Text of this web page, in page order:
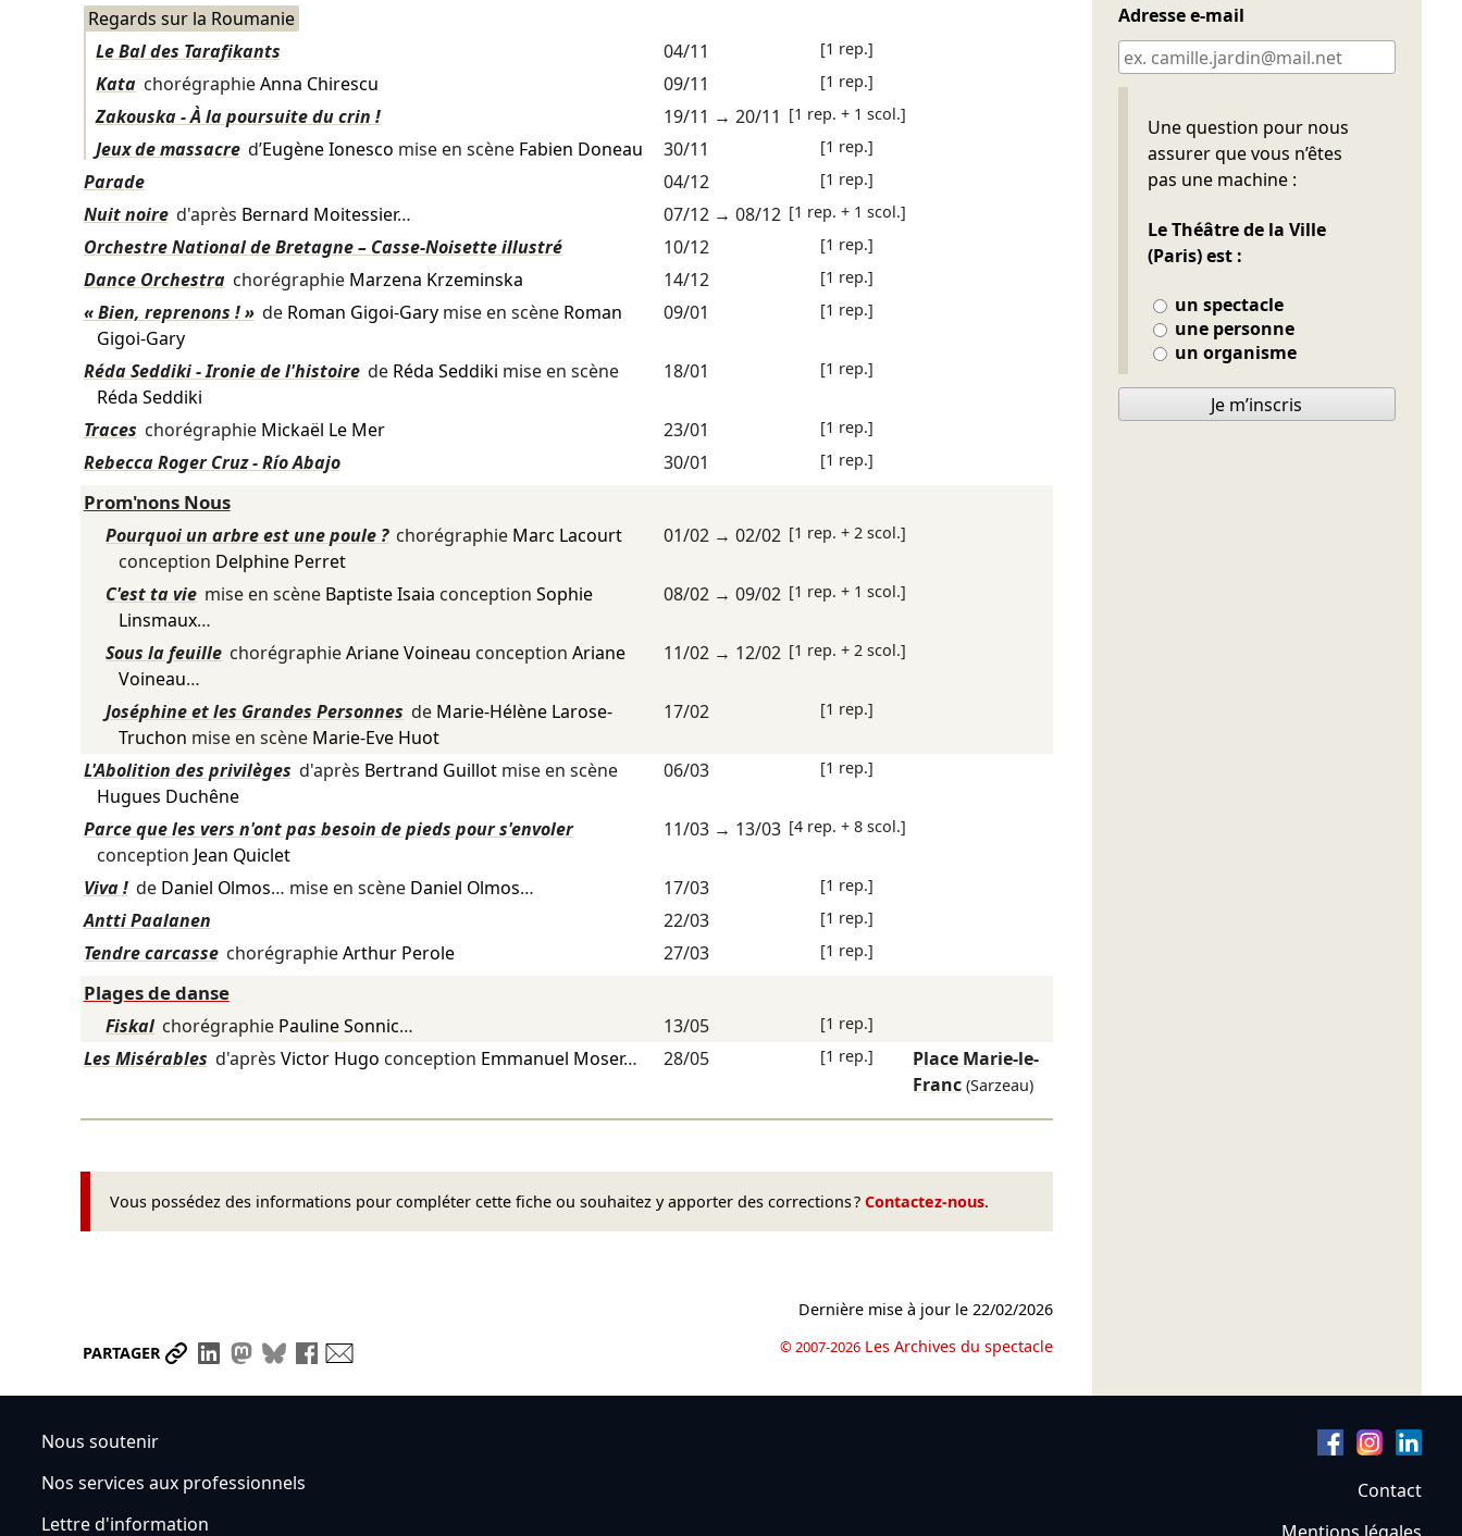
Regards sur la Roumanie
Le Bal des Tarafikants
04/11 [1 rep.]
Kata chorégraphieAnna Chirescu 09/11 [1 rep.]
Zakouska - À la poursuite du crin ! 19/11 → 20/11 [1 rep. + 1 scol.]
Jeux de massacre d’Eugène Ionesco mise en scène Fabien Doneau 30/11 [1 rep.]
Parade 04/12 [1 rep.]
Nuit noire d'après Bernard Moitessier… 07/12→ 08/12 [1 rep. + 1 scol.]
Orchestre National de Bretagne – Casse-Noisette illustré 10/12 [1 rep.]
Dance Orchestra chorégraphie Marzena Krzeminska 14/12 [1 rep.]
« Bien, reprenons ! » de Roman Gigoi-Garymise en scène Roman
Gigoi-Gary
09/01 [1 rep.]
Réda Seddiki - Ironie de l'histoire de Réda Seddiki mise en scène
Réda Seddiki
18/01 [1 rep.]
Traces chorégraphie Mickaël Le Mer 23/01 [1 rep.]
Rebecca Roger Cruz - Río Abajo 30/01 [1 rep.]
Prom'nons Nous
Pourquoi un arbre est une poule ? chorégraphie Marc Lacourt
conception Delphine Perret
01/02→ 02/02 [1 rep. + 2 scol.]
C'est ta vie mise en scène Baptiste Isaia conceptionSophie
Linsmaux…
08/02→ 09/02 [1 rep. + 1 scol.]
Sous la feuille chorégraphieAriane Voineau conceptionAriane
Voineau…
11/02→ 12/02 [1 rep. + 2 scol.]
Joséphine et les Grandes Personnes de Marie-Hélène Larose-
Truchon mise en scène Marie-Eve Huot
17/02 [1 rep.]
L'Abolition des privilèges d'après Bertrand Guillotmise en scène
Hugues Duchêne
06/03 [1 rep.]
Parce que les vers n'ont pas besoin de pieds pour s'envoler
conception Jean Quiclet
11/03→ 13/03 [4 rep. + 8 scol.]
Viva ! de Daniel Olmos… mise en scène Daniel Olmos… 17/03 [1 rep.]
Antti Paalanen 22/03 [1 rep.]
Tendre carcasse chorégraphieArthur Perole 27/03 [1 rep.]
Plages de danse
Fiskal chorégraphie Pauline Sonnic… 13/05 [1 rep.]
Les Misérables d'après Victor Hugo conception Emmanuel Moser… 28/05 [1 rep.]
Place Marie-le-
Franc (Sarzeau)
Vous possédez des informations pour compléter cette fiche ou souhaitez y apporter des corrections ? Contactez-nous.
PARTAGER Partager le lien
Partager sur LinkedIn
Partager sur Mastodon
Partager sur Bluesky
Partager sur Facebook
Dernière mise à jour le22/02/2026
© 2007-2026 Les Archives du spectacle
Adresse e-mail
Une question pour nous
assurer que vous n’êtes
pas une machine :
Le Théâtre de la Ville
(Paris) est :
un spectacle
une personne
un organisme
Ne pas remplir
Je m’inscris
Nous soutenir
Nos services aux professionnels
Lettre d'information
Contact